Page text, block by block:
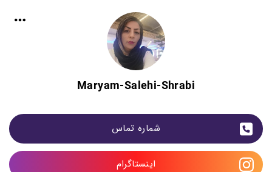
Maryam-Salehi-Shrabi
شماره تماس
اینستاگرام